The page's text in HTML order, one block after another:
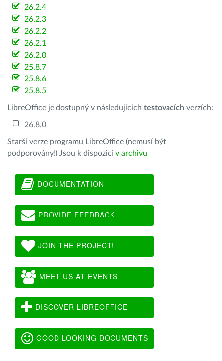
26.2.4
26.2.3
26.2.2
26.2.1
26.2.0
25.8.7
25.8.6
25.8.5
LibreOffice je dostupný v následujících testovacích verzích:
26.8.0
Starší verze programu LibreOffice (nemusí být
podporovány!) Jsou k dispozici v archivu
DOCUMENTATION
PROVIDE FEEDBACK
JOIN THE PROJECT!
MEET US AT EVENTS
DISCOVER LIBREOFFICE
GOOD LOOKING DOCUMENTS